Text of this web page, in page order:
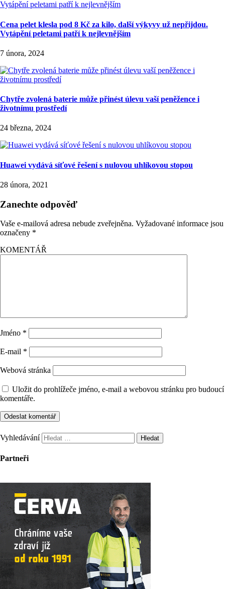
Cena pelet klesla pod 8 Kč za kilo, další výkyvy už nepřijdou.
Vytápění peletami patří k nejlevnějším
7 února, 2024
Chytře zvolená baterie může přinést úlevu vaší peněžence i
životnímu prostředí
24 března, 2024
Huawei vydává síťové řešení s nulovou uhlíkovou stopou
28 února, 2021
Zanechte odpověď
Vaše e-mailová adresa nebude zveřejněna. Vyžadované informace jsou
označeny *
KOMENTÁŘ
Jméno *
E-mail *
Webová stránka
Uložit do prohlížeče jméno, e-mail a webovou stránku pro budoucí
komentáře.
Vyhledávání
Partneři